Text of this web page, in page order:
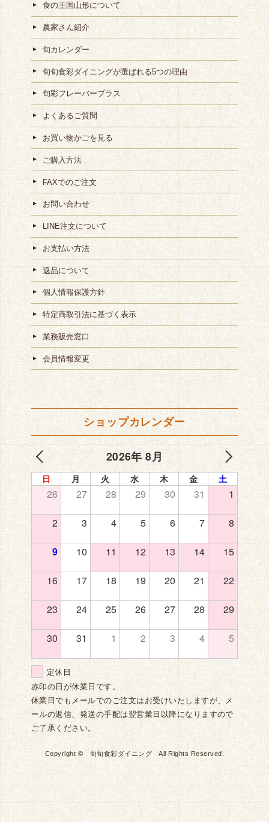
食の王国山形について
農家さん紹介
旬カレンダー
旬旬食彩ダイニングが選ばれる5つの理由
旬彩フレーバープラス
よくあるご質問
お買い物かごを見る
ご購入方法
FAXでのご注文
お問い合わせ
LINE注文について
お支払い方法
返品について
個人情報保護方針
特定商取引法に基づく表示
業務販売窓口
会員情報変更
ショップカレンダー
2026年 8月
日 月 火 水 木 金 土
26 27 28 29 30 31 1
2 3 4 5 6 7 8
9 10 11 12 13 14 15
16 17 18 19 20 21 22
23 24 25 26 27 28 29
30 31 1 2 3 4 5
定休日
赤印の日が休業日です。
休業日でもメールでのご注文はお受けいたしますが、メ
ールの返信、発送の手配は翌営業日以降になりますので
ご了承ください。
Copyright © 旬旬食彩ダイニング All Rights Reserved.